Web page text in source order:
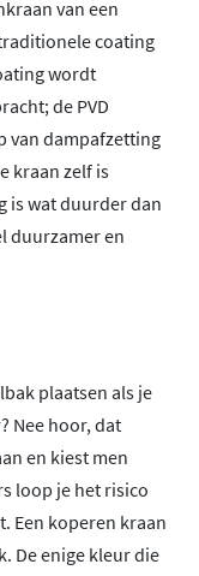
van een
coating
wordt
de PVD
van dampafzetting
kraan zelf is
is wat duurder dan
duurzamer en
plaatsen als je
Nee hoor, dat
en kiest men
loop je het risico
Een koperen kraan
De enige kleur die